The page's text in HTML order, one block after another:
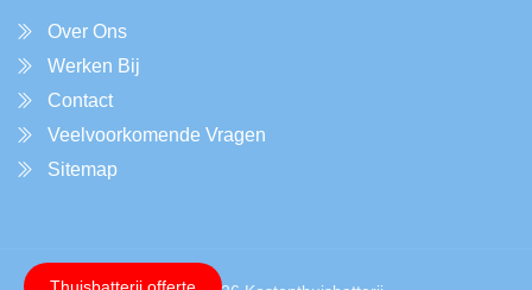
Over Ons
Werken Bij
Contact
Veelvoorkomende Vragen
Sitemap